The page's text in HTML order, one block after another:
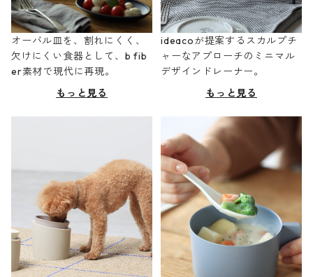
オーバル皿を、割れにくく、
欠けにくい食器として、b fib
er素材で現代に再現。
もっと見る
ideacoが提案するスカルプチ
ャーなアプローチのミニマル
デザインドレーナー。
もっと見る